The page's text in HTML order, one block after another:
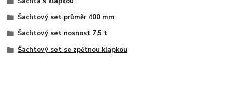
Šachtový set průměr 400 mm
Šachtový set nosnost 7,5 t
Šachtový set se zpětnou klapkou